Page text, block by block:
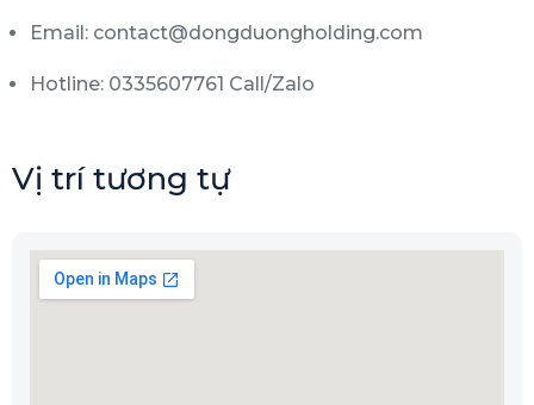
Email: contact@dongduongholding.com
Hotline: 0335607761 Call/Zalo
Vị trí tương tự